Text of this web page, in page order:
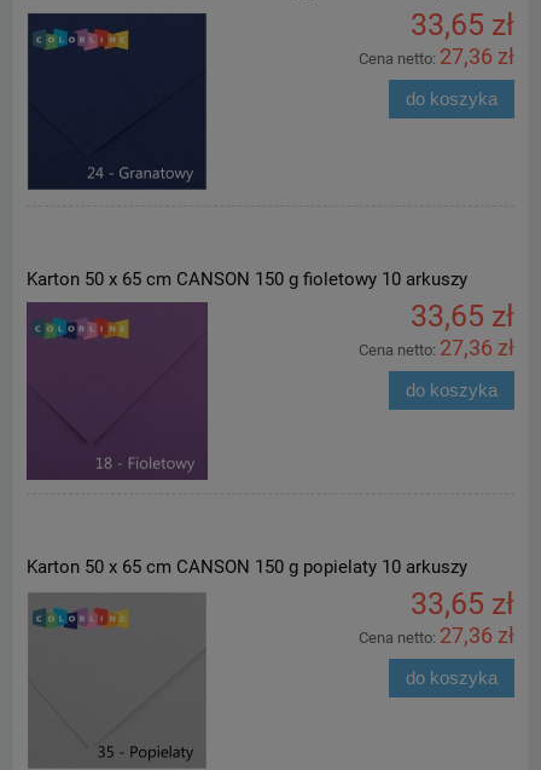
33,65 zł
Cena netto: 27,36 zł
do koszyka
Karton 50 x 65 cm CANSON 150 g fioletowy 10 arkuszy
33,65 zł
Cena netto: 27,36 zł
do koszyka
Karton 50 x 65 cm CANSON 150 g popielaty 10 arkuszy
33,65 zł
Cena netto: 27,36 zł
do koszyka